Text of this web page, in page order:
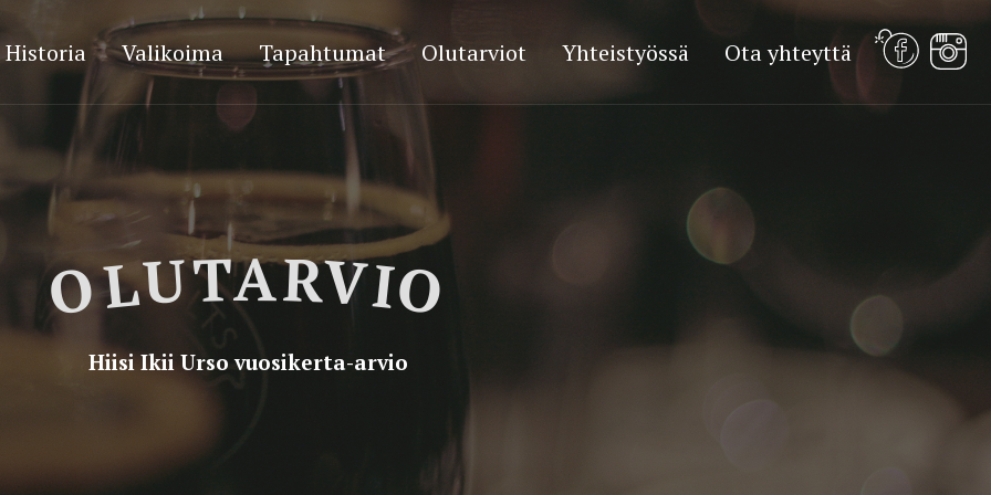
Historia Valikoima Tapahtumat Olutarviot Yhteistyössä Ota yhteyttä
OLUTARVIO
Hiisi Ikii Urso vuosikerta-arvio